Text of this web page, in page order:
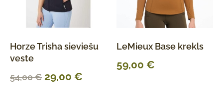
Horze Trisha sieviešu
veste
54,00€ 29,00 €
LeMieux Base krekls
59,00 €